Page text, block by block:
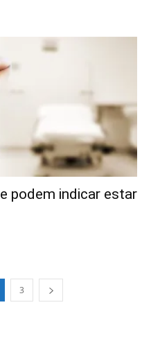
podem indicar estar
3